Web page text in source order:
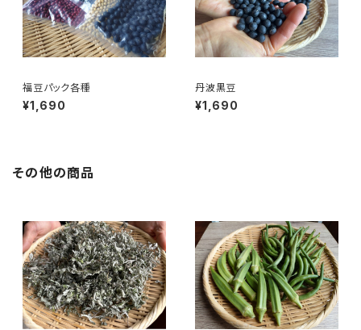
福豆パック各種
¥1,690
丹波黒豆
¥1,690
その他の商品